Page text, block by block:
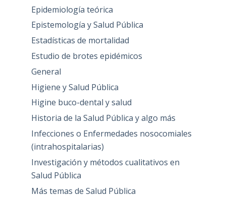
Epidemiología teórica
Epistemología y Salud Pública
Estadísticas de mortalidad
Estudio de brotes epidémicos
General
Higiene y Salud Pública
Higine buco-dental y salud
Historia de la Salud Pública y algo más
Infecciones o Enfermedades nosocomiales
(intrahospitalarias)
Investigación y métodos cualitativos en
Salud Pública
Más temas de Salud Pública